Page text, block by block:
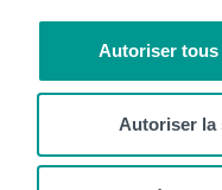
Autoriser tous
Autoriser la